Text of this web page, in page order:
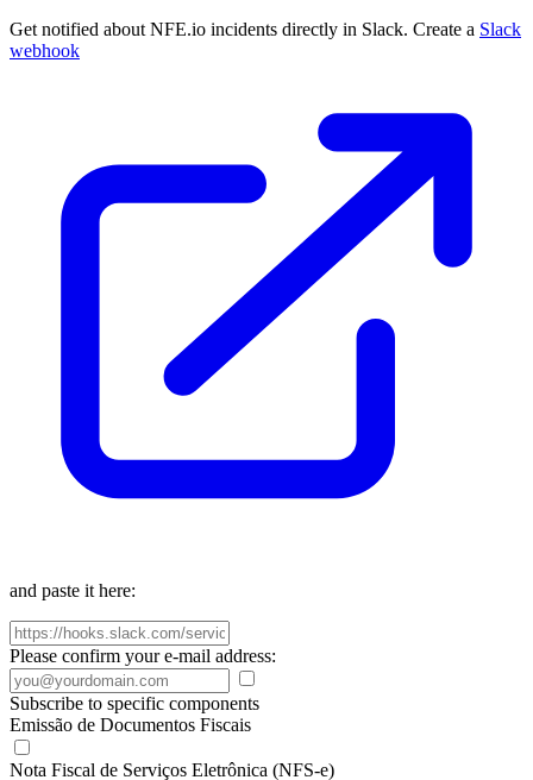
Get notified about NFE.io incidents directly in Slack. Create a Slack
webhook
and paste it here:
Please confirm your e-mail address:
Subscribe to specific components
Emissão de Documentos Fiscais
Nota Fiscal de Serviços Eletrônica (NFS-e)